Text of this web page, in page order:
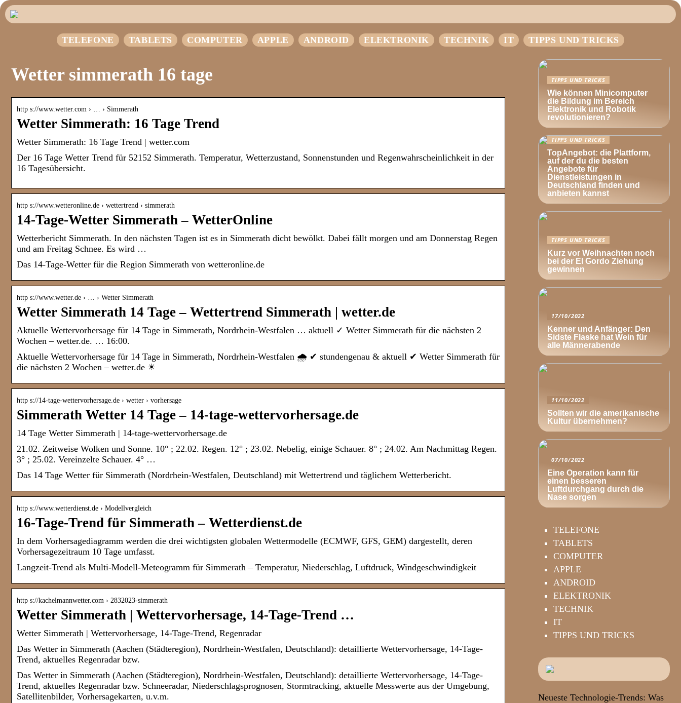
TELEFONE TABLETS COMPUTER APPLE ANDROID ELEKTRONIK TECHNIK IT TIPPS UND TRICKS
Wetter simmerath 16 tage
http s://www.wetter.com › … › Simmerath
Wetter Simmerath: 16 Tage Trend
Wetter Simmerath: 16 Tage Trend | wetter.com
Der 16 Tage Wetter Trend für 52152 Simmerath. Temperatur, Wetterzustand, Sonnenstunden und Regenwahrscheinlichkeit in der
16 Tagesübersicht.
http s://www.wetteronline.de › wettertrend › simmerath
14-Tage-Wetter Simmerath – WetterOnline
Wetterbericht Simmerath. In den nächsten Tagen ist es in Simmerath dicht bewölkt. Dabei fällt morgen und am Donnerstag Regen
und am Freitag Schnee. Es wird …
Das 14-Tage-Wetter für die Region Simmerath von wetteronline.de
http s://www.wetter.de › … › Wetter Simmerath
Wetter Simmerath 14 Tage – Wettertrend Simmerath | wetter.de
Aktuelle Wettervorhersage für 14 Tage in Simmerath, Nordrhein-Westfalen … aktuell ✓ Wetter Simmerath für die nächsten 2
Wochen – wetter.de. … 16:00.
Aktuelle Wettervorhersage für 14 Tage in Simmerath, Nordrhein-Westfalen 🌧️ ✔ stundengenau & aktuell ✔ Wetter Simmerath für
die nächsten 2 Wochen – wetter.de ☀
http s://14-tage-wettervorhersage.de › wetter › vorhersage
Simmerath Wetter 14 Tage – 14-tage-wettervorhersage.de
14 Tage Wetter Simmerath | 14-tage-wettervorhersage.de
21.02. Zeitweise Wolken und Sonne. 10° ; 22.02. Regen. 12° ; 23.02. Nebelig, einige Schauer. 8° ; 24.02. Am Nachmittag Regen.
3° ; 25.02. Vereinzelte Schauer. 4° …
Das 14 Tage Wetter für Simmerath (Nordrhein-Westfalen, Deutschland) mit Wettertrend und täglichem Wetterbericht.
http s://www.wetterdienst.de › Modellvergleich
16-Tage-Trend für Simmerath – Wetterdienst.de
In dem Vorhersagediagramm werden die drei wichtigsten globalen Wettermodelle (ECMWF, GFS, GEM) dargestellt, deren
Vorhersagezeitraum 10 Tage umfasst.
Langzeit-Trend als Multi-Modell-Meteogramm für Simmerath – Temperatur, Niederschlag, Luftdruck, Windgeschwindigkeit
http s://kachelmannwetter.com › 2832023-simmerath
Wetter Simmerath | Wettervorhersage, 14-Tage-Trend …
Wetter Simmerath | Wettervorhersage, 14-Tage-Trend, Regenradar
Das Wetter in Simmerath (Aachen (Städteregion), Nordrhein-Westfalen, Deutschland): detaillierte Wettervorhersage, 14-Tage-
Trend, aktuelles Regenradar bzw.
Das Wetter in Simmerath (Aachen (Städteregion), Nordrhein-Westfalen, Deutschland): detaillierte Wettervorhersage, 14-Tage-
Trend, aktuelles Regenradar bzw. Schneeradar, Niederschlagsprognosen, Stormtracking, aktuelle Messwerte aus der Umgebung,
Satellitenbilder, Vorhersagekarten, u.v.m.
TIPPS UND TRICKS
Wie können Minicomputer
die Bildung im Bereich
Elektronik und Robotik
revolutionieren?
TIPPS UND TRICKS
TopAngebot: die Plattform,
auf der du die besten
Angebote für
Dienstleistungen in
Deutschland finden und
anbieten kannst
TIPPS UND TRICKS
Kurz vor Weihnachten noch
bei der El Gordo Ziehung
gewinnen
17/10/2022
Kenner und Anfänger: Den
Sidste Flaske hat Wein für
alle Männerabende
11/10/2022
Sollten wir die amerikanische
Kultur übernehmen?
07/10/2022
Eine Operation kann für
einen besseren
Luftdurchgang durch die
Nase sorgen
TELEFONE
TABLETS
COMPUTER
APPLE
ANDROID
ELEKTRONIK
TECHNIK
IT
TIPPS UND TRICKS
Neueste Technologie-Trends: Was